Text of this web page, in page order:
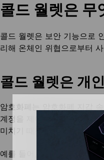
콜드 월렛은 무
콜드 월렛은 보안 기능으로
리해 온체인 위협으로부터
콜드 월렛은 개
암호화폐는 암호화폐 지갑
계정을 제어할 수 있는
개인
미치기 때문에 이 부분을 제
예를 들어, 소프트웨어(핫)